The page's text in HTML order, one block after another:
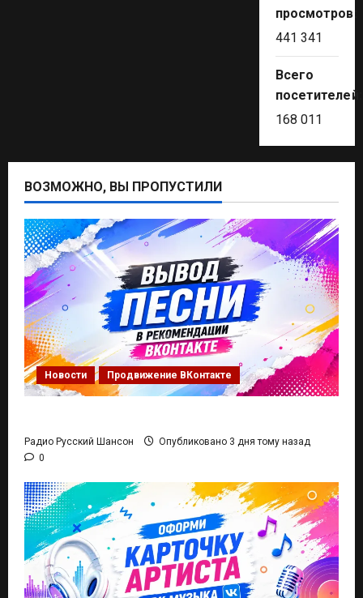
просмотров:
441 341
Всего
168 011
ВОЗМОЖНО, ВЫ ПРОПУСТИЛИ
Новости Продвижение ВКонтакте
Радио Русский Шансон
Опубликовано 3 дня тому назад
0